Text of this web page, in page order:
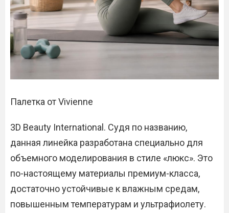
Палетка от Vivienne
3D Beauty International. Судя по названию,
данная линейка разработана специально для
объемного моделирования в стиле «люкс». Это
по-настоящему материалы премиум-класса,
достаточно устойчивые к влажным средам,
повышенным температурам и ультрафиолету.